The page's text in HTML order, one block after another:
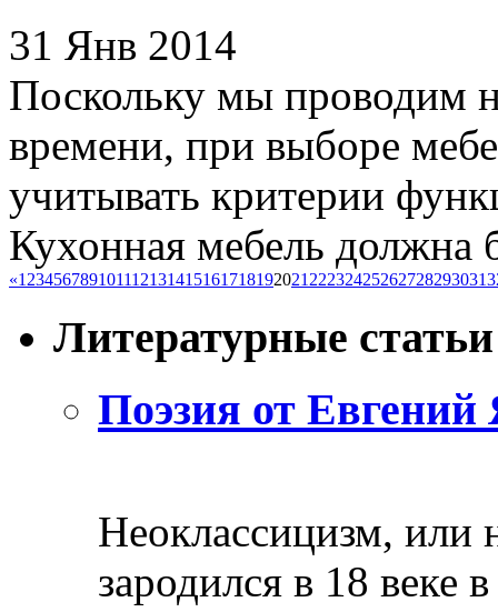
31 Янв 2014
Поскольку мы проводим
времени, при выборе
учитывать критерии
Кухонная мебель должна
«1 23456789101112131415161718192021 22232425262728293031
Литературные статьи
Поэзия от Евгений
Неоклассицизм, или
зародился в 18 веке